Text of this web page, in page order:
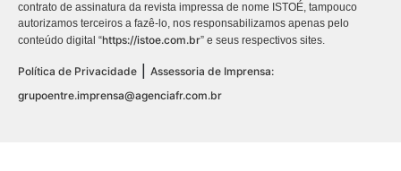
contrato de assinatura da revista impressa de nome ISTOÉ, tampouco
autorizamos terceiros a fazê-lo, nos responsabilizamos apenas pelo
conteúdo digital “https://istoe.com.br” e seus respectivos sites.
Política de Privacidade | Assessoria de Imprensa:
grupoentre.imprensa@agenciafr.com.br